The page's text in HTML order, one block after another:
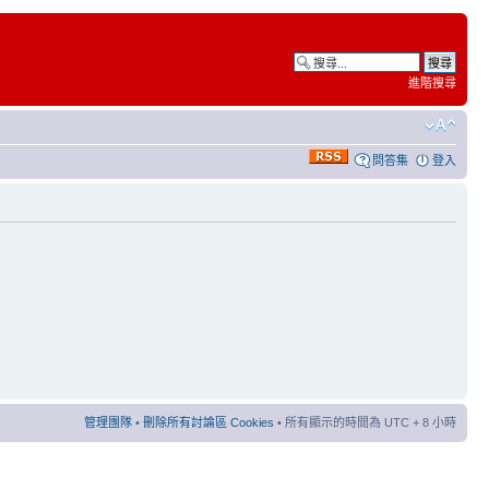
進階搜尋
問答集 登入
管理團隊 • 刪除所有討論區 Cookies • 所有顯示的時間為 UTC + 8 小時